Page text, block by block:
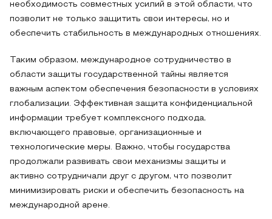
необходимость совместных усилий в этой области, что
позволит не только защитить свои интересы, но и
обеспечить стабильность в международных отношениях.
Таким образом, международное сотрудничество в
области защиты государственной тайны является
важным аспектом обеспечения безопасности в условиях
глобализации. Эффективная защита конфиденциальной
информации требует комплексного подхода,
включающего правовые, организационные и
технологические меры. Важно, чтобы государства
продолжали развивать свои механизмы защиты и
активно сотрудничали друг с другом, что позволит
минимизировать риски и обеспечить безопасность на
международной арене.